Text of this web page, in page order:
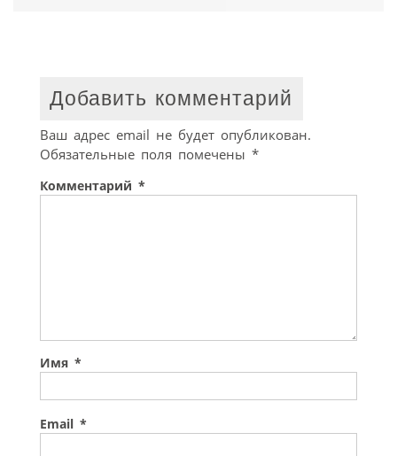
Добавить комментарий
Ваш адрес email не будет опубликован.
Обязательные поля помечены *
Комментарий *
Имя *
Email *